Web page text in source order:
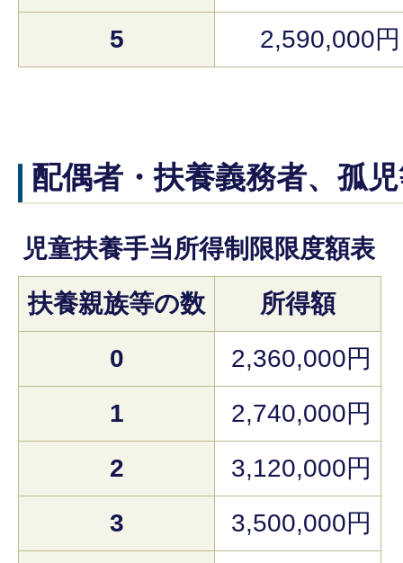
5
2,590,000円
配偶者・扶養義務者、孤
児童扶養手当所得制限限度額表
扶養親族等の数
所得額
0
2,360,000円
1
2,740,000円
2
3,120,000円
3
3,500,000円